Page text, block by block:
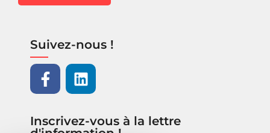
Suivez-nous !
Inscrivez-vous à la lettre